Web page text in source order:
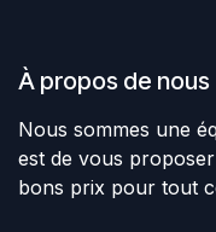
À propos de nous
Nous sommes une
est de vous
bons prix pour tout